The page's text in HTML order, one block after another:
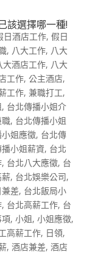
該選擇哪一種!
日酒店工作, 假日
, 八大工作, 八大
大酒店工作, 八大
工作, 公主酒店,
工作, 兼職打工,
, 台北傳播小姐介
, 台北傳播小姐
姐應徵, 台北傳
小姐薪資, 台北
, 台北八大應徵, 台
, 台北娛樂公司,
差, 台北飯局小
, 台北高薪工作, 台
, 小姐, 小姐應徵,
高薪工作, 日領,
, 酒店兼差, 酒店